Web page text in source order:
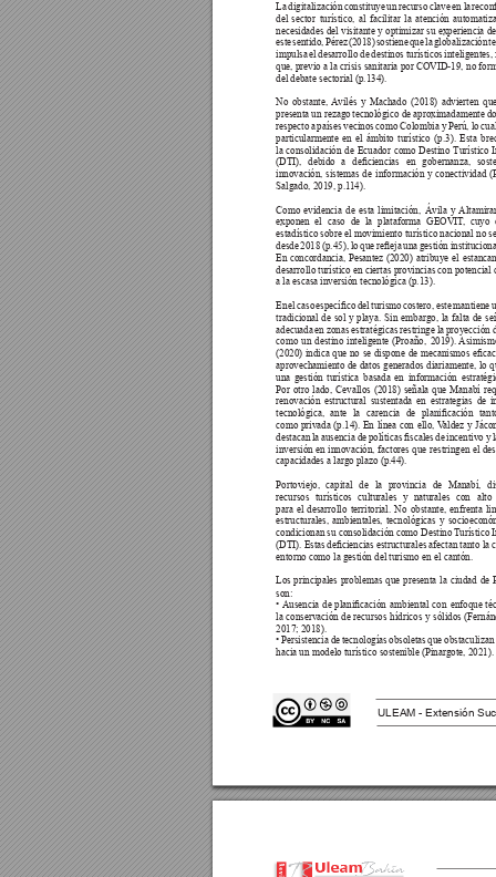
ULEAM - Extensión
La digitalización constituye un recurso clave en la
del sector turístico, al facilitar la atención
necesidades del visitante y optimizar su experiencia
este sentido, Pérez (2018) sostiene que la globalización
impulsa el desarrollo de destinos turísticos inteligentes,
que, previo a la crisis sanitaria por COVID-19, no
del debate sectorial (p.134).
No obstante, Avilés y Machado (2018) advierten
presenta un rezago tecnológico de aproximadamente
respecto a países vecinos como Colombia y Perú, lo
particularmente en el ámbito turístico (p.3). Esta
la consolidación de Ecuador como Destino Turístico
(DTI),
debido a deciencias en gobernanza,
innovación, sistemas de información y conectividad
Salgado, 2019, p.114).
Como evidencia de esta limitación, Ávila y
exponen el caso de la plataforma GEOVIT, cuyo
estadístico sobre el movimiento turístico nacional no
desde 2018 (p.45), lo que reeja una gestión
En concordancia, Pesantez (2020) atribuye el
desarrollo turístico en ciertas provincias con
a la escasa inversión tecnológica (p.13).
En el caso especíco del turismo costero, este mantiene
tradicional de sol y playa. Sin embargo, la falta de
adecuada en zonas estratégicas restringe la proyección
como un destino inteligente (Proaño, 2019).
(2020) indica que no se dispone de mecanismos
aprovechamiento de datos generados diariamente, lo
una gestión turística basada en información
Por otro lado, Cevallos (2018) señala que Manabí
renovación estructural sustentada en estrategias de
tecnológica, ante la carencia de planicación
como privada (p.14). En línea con ello, Valdez y
destacan la ausencia de políticas scales de incentivo y
inversión en innovación, factores que restringen el
capacidades a largo plazo (p.44).
Portoviejo, capital de la provincia de Manabí,
recursos turísticos culturales y naturales con alto
para el desarrollo territorial. No obstante, enfrenta
estructurales, ambientales, tecnológicas y
condicionan su consolidación como Destino Turístico
(DTI). Estas deciencias estructurales afectan tanto la
entorno como la gestión del turismo en el cantón.
Los principales problemas que presenta la ciudad de
son:
• Ausencia de planicación ambiental con enfoque
la conservación de recursos hídricos y sólidos
2017; 2018).
• Persistencia de tecnologías obsoletas que obstaculizan
hacia un modelo turístico sostenible (Pinargote, 2021).